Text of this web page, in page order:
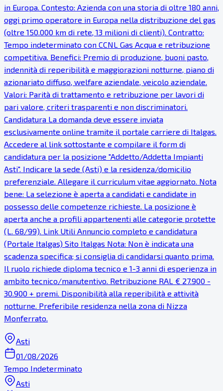
in Europa. Contesto: Azienda con una storia di oltre 180 anni,
oggi primo operatore in Europa nella distribuzione del gas
(oltre 150.000 km di rete, 13 milioni di clienti). Contratto:
Tempo indeterminato con CCNL Gas Acqua e retribuzione
competitiva. Benefici: Premio di produzione, buoni pasto,
indennità di reperibilità e maggiorazioni notturne, piano di
azionariato diffuso, welfare aziendale, veicolo aziendale.
Valori: Parità di trattamento e retribuzione per lavori di
pari valore, criteri trasparenti e non discriminatori.
Candidatura La domanda deve essere inviata
esclusivamente online tramite il portale carriere di Italgas.
Accedere al link sottostante e compilare il form di
candidatura per la posizione "Addetto/Addetta Impianti
Asti". Indicare la sede (Asti) e la residenza/domicilio
preferenziale. Allegare il curriculum vitae aggiornato. Nota
bene: La selezione è aperta a candidati e candidate in
possesso delle competenze richieste. La posizione è
aperta anche a profili appartenenti alle categorie protette
(L. 68/99). Link Utili Annuncio completo e candidatura
(Portale Italgas) Sito Italgas Nota: Non è indicata una
scadenza specifica; si consiglia di candidarsi quanto prima.
Il ruolo richiede diploma tecnico e 1-3 anni di esperienza in
ambito tecnico/manutentivo. Retribuzione RAL € 27.900 -
30.900 + premi. Disponibilità alla reperibilità e attività
notturne. Preferibile residenza nella zona di Nizza
Monferrato.
Asti
01/08/2026
Tempo Indeterminato
Asti